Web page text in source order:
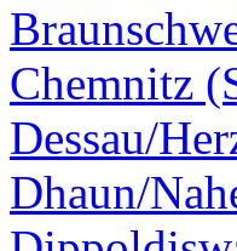
Chemnitz
Dessau/
Dhaun/